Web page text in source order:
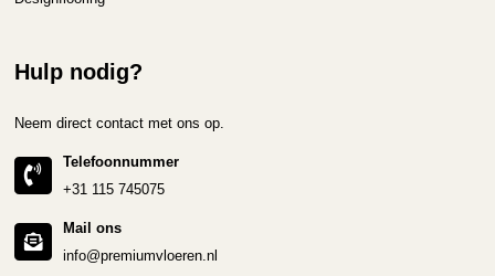
Hulp nodig?
Neem direct contact met ons op.
Telefoonnummer
+31 115 745075
Mail ons
info@premiumvloeren.nl